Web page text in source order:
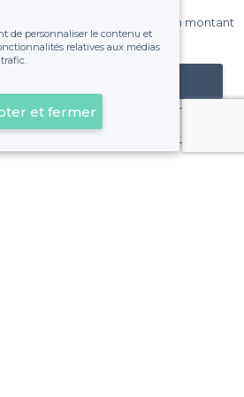
engagement, vous payez un montant
de voir déraper la facture.
mon établissement
Déjà client
de personnaliser le contenu et
relatives aux médias
et fermer